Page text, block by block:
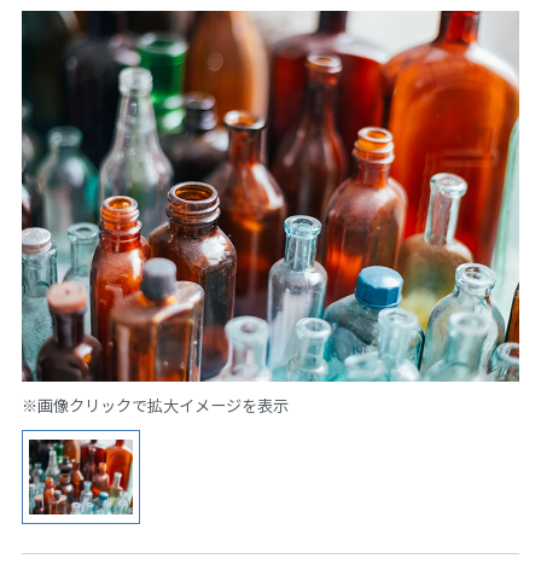
※画像クリックで拡大イメージを表示